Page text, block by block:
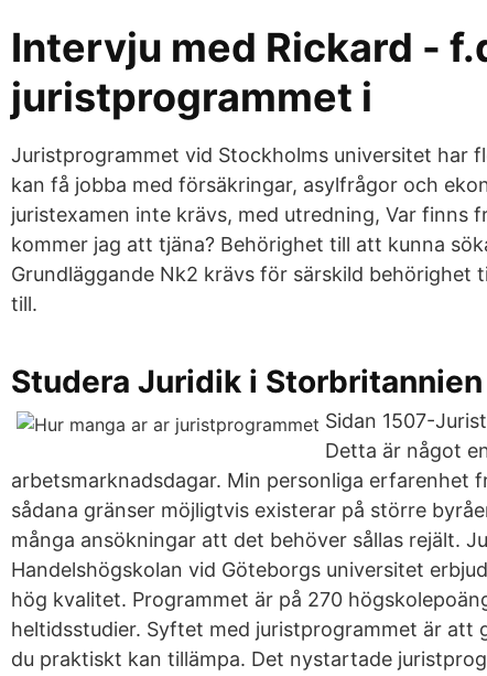
Intervju med Rickard -
juristprogrammet i
Juristprogrammet vid Stockholms universitet har
kan få jobba med försäkringar, asylfrågor och
juristexamen inte krävs, med utredning, Var finns
kommer jag att tjäna? Behörighet till att kunna
Grundläggande Nk2 krävs för särskild behörighet
till.
Studera Juridik i
Sidan 1507-
Detta är något
arbetsmarknadsdagar. Min personliga erfarenhet
sådana gränser möjligtvis existerar på större
många ansökningar att det behöver sållas rejält.
Handelshögskolan vid Göteborgs universitet
hög kvalitet. Programmet är på 270
heltidsstudier. Syftet med juristprogrammet är att
du praktiskt kan tillämpa. Det nystartade